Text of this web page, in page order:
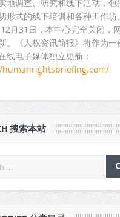
地调查、研究和线下活动，包
形式的线下培训和各种工作坊。
月31日，本中心完全关闭，
。《人权资讯简报》将作为一
线电子媒体独立更新：
搜索本站